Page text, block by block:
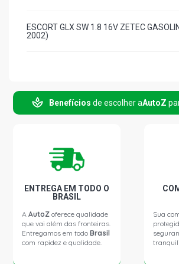
ESCORT GLX SW 1.8 16V ZETEC
2002)
Benefícios de escolher aAutoZ
ENTREGA EM TODO O
BRASIL
AAutoZ oferece qualidade
que vai além das fronteiras.
Entregamos em todoBrasil
com rapidez e qualidade.
Sua